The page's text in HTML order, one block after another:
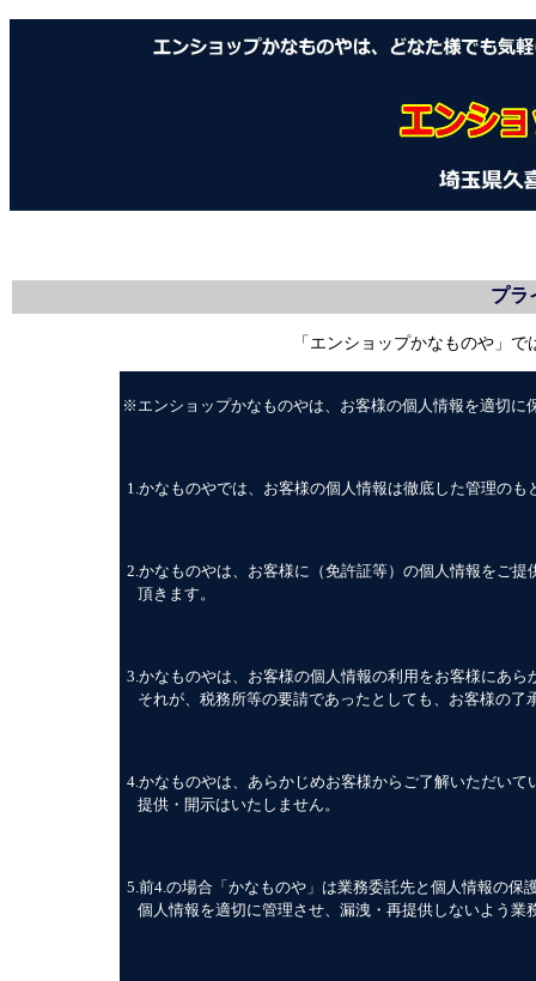
プラ
「エンショップかなものや」
※エンショップかなものやは、お客様の個人情報を適切
1.かなものやでは、お客様の個人情報は徹底した管理のも
2.かなものやは、お客様に（免許証等）の個人情報をご
頂きます。
3.かなものやは、お客様の個人情報の利用をお客様にあ
それが、税務所等の要請であったとしても、お客様の了
4.かなものやは、あらかじめお客様からご了解いただい
提供・開示はいたしません。
5.前4.の場合「かなものや」は業務委託先と個人情報の保
個人情報を適切に管理させ、漏洩・再提供しないよう業